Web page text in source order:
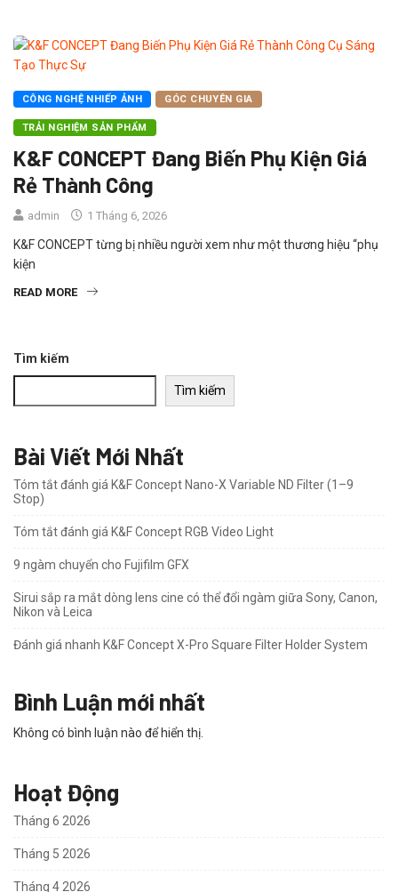
CÔNG NGHỆ NHIẾP ẢNH GÓC CHUYÊN GIA
TRẢI NGHIỆM SẢN PHẨM
K&F CONCEPT Đang Biến Phụ Kiện Giá
Rẻ Thành Công
admin 1 Tháng 6, 2026
K&F CONCEPT từng bị nhiều người xem như một thương hiệu “phụ
kiện
READ MORE
Tìm kiếm
Tìm kiếm
Bài Viết Mới Nhất
Tóm tắt đánh giá K&F Concept Nano-X Variable ND Filter (1–9
Stop)
Tóm tắt đánh giá K&F Concept RGB Video Light
9 ngàm chuyển cho Fujifilm GFX
Sirui sắp ra mắt dòng lens cine có thể đổi ngàm giữa Sony, Canon,
Nikon và Leica
Đánh giá nhanh K&F Concept X-Pro Square Filter Holder System
Bình Luận mới nhất
Không có bình luận nào để hiển thị.
Hoạt Động
Tháng 6 2026
Tháng 5 2026
Tháng 4 2026